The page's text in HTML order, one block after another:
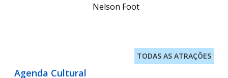
Nelson Foot
TODAS AS ATRAÇÕES
Agenda Cultural